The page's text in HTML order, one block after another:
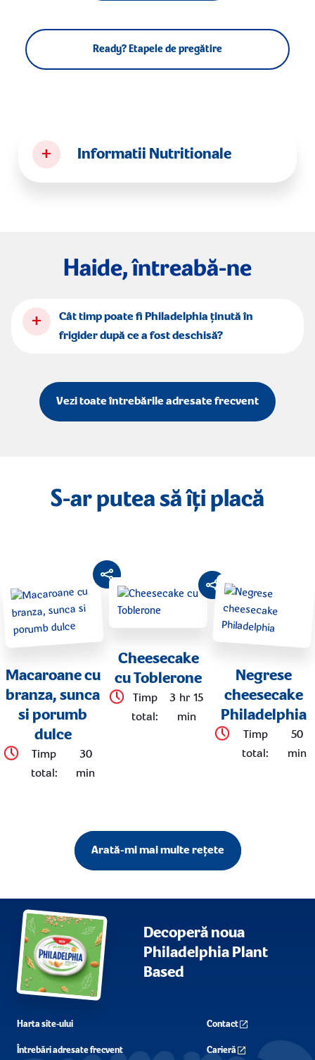
Ready? Etapele de pregătire
+ Informatii Nutritionale
Haide, întreabă-ne
+
Cât timp poate fi Philadelphia ținută în
frigider după ce a fost deschisă?
Vezi toate întrebările adresate frecvent
S-ar putea să îți placă
Macaroane cu
branza, sunca
si porumb
dulce
Timp
total:
30
min
Cheesecake
cu Toblerone
Timp
total:
3 hr 15
min
Negrese
cheesecake
Philadelphia
Timp
total:
50
min
Arată-mi mai multe rețete
Decoperă noua
Philadelphia Plant
Based
Harta site-ului
Întrebări adresate frecvent
Contact
Carieră